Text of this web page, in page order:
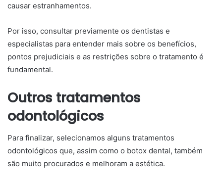
causar estranhamentos.
Por isso, consultar previamente os dentistas e
especialistas para entender mais sobre os benefícios,
pontos prejudiciais e as restrições sobre o tratamento é
fundamental.
Outros tratamentos
odontológicos
Para finalizar, selecionamos alguns tratamentos
odontológicos que, assim como o botox dental, também
são muito procurados e melhoram a estética.